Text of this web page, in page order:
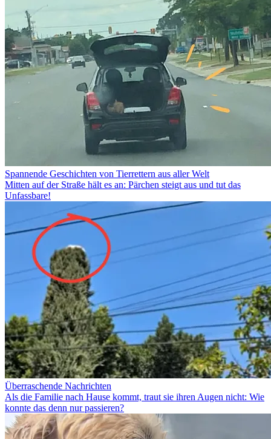
Spannende Geschichten von Tierrettern aus aller Welt
Mitten auf der Straße hält es an: Pärchen steigt aus und tut das
Unfassbare!
Überraschende Nachrichten
Als die Familie nach Hause kommt, traut sie ihren Augen nicht: Wie
konnte das denn nur passieren?